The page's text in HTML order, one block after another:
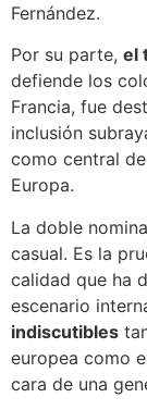
Fernández.
Por su parte, el
defiende los
Francia, fue
inclusión
como central
Europa.
La doble
casual. Es la
calidad que ha
escenario
indiscutibles
europea como
cara de una